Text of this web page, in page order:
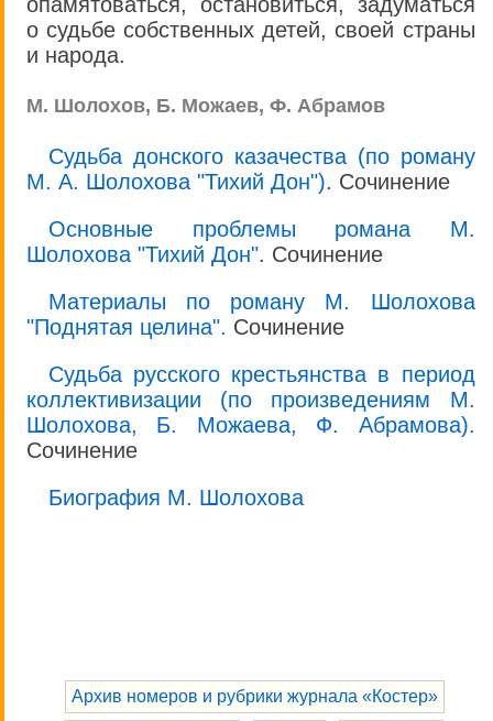
о судьбе собственных детей, своей страны
и народа.
М. Шолохов, Б. Можаев, Ф. Абрамов
Судьба донского казачества (по роману
М. А. Шолохова "Тихий Дон"). Сочинение
Основные проблемы романа М.
Шолохова "Тихий Дон". Сочинение
Материалы по роману М. Шолохова
"Поднятая целина". Сочинение
Судьба русского крестьянства в период
коллективизации (по произведениям М.
Шолохова, Б. Можаева, Ф. Абрамова).
Сочинение
Биография М. Шолохова
Архив номеров и рубрики журнала «Костер»